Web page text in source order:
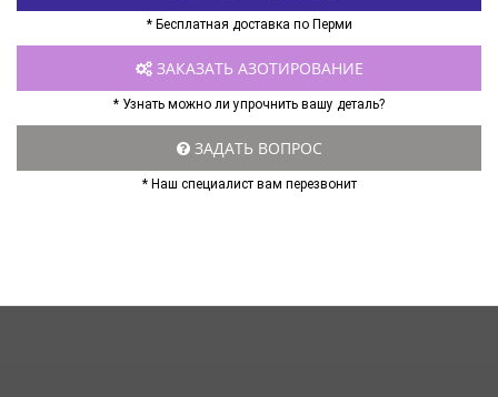
* Бесплатная доставка по Перми
ЗАКАЗАТЬ АЗОТИРОВАНИЕ
* Узнать можно ли упрочнить вашу деталь?
ЗАДАТЬ ВОПРОС
* Наш специалист вам перезвонит